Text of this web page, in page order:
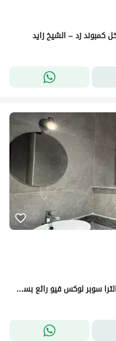
شقه فندقيه للايجار ب ابراج زد الشيخ زايد الترا سوبر لوكس فيو رائع بسعر ممتاز